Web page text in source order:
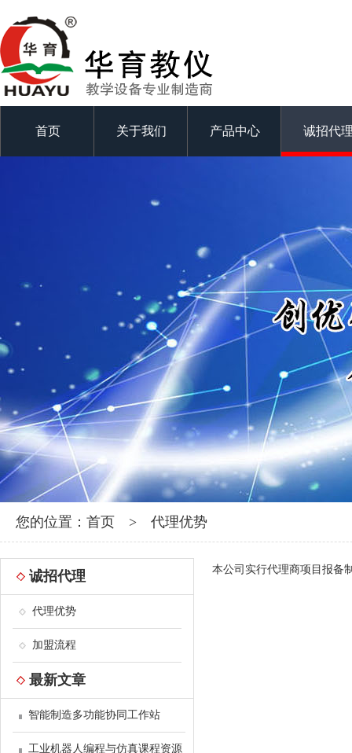
首页 关于我们 产品中心 诚招代
您的位置： 首页 > 代理优势
诚招代理
代理优势
加盟流程
最新文章
智能制造多功能协同工作站
工业机器人编程与仿真课程资源
本公司实行代理商项目报备